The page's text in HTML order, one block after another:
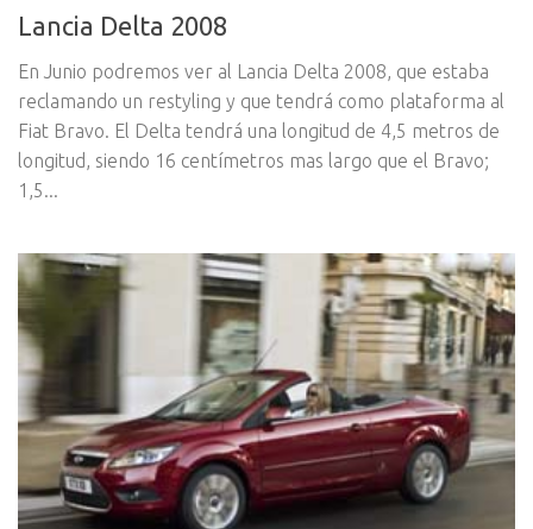
Lancia Delta 2008
En Junio podremos ver al Lancia Delta 2008, que estaba
reclamando un restyling y que tendrá como plataforma al
Fiat Bravo. El Delta tendrá una longitud de 4,5 metros de
longitud, siendo 16 centí­metros mas largo que el Bravo;
1,5...